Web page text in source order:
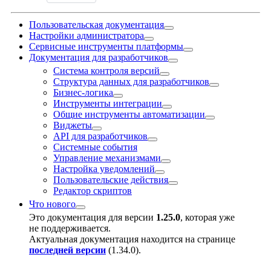
Пользовательская документация
Настройки администратора
Сервисные инструменты платформы
Документация для разработчиков
Система контроля версий
Структура данных для разработчиков
Бизнес-логика
Инструменты интеграции
Общие инструменты автоматизации
Виджеты
API для разработчиков
Системные события
Управление механизмами
Настройка уведомлений
Пользовательские действия
Редактор скриптов
Что нового
Это документация для версии 1.25.0, которая уже
не поддерживается.
Актуальная документация находится на странице
последней версии (1.34.0).